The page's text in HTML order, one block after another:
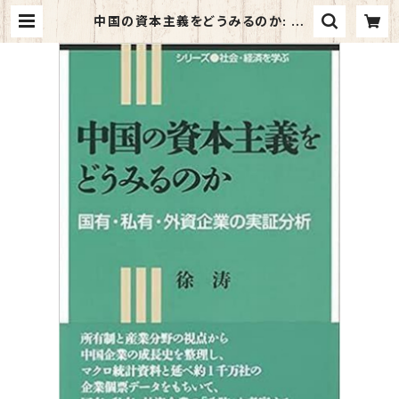
中国の資本主義をどうみるのか: 国
有・私有・外資企業の実証分析 (シリ
ーズ社会・経済を学ぶ) | マイブックス
関大前店(店頭受取オーダー用)